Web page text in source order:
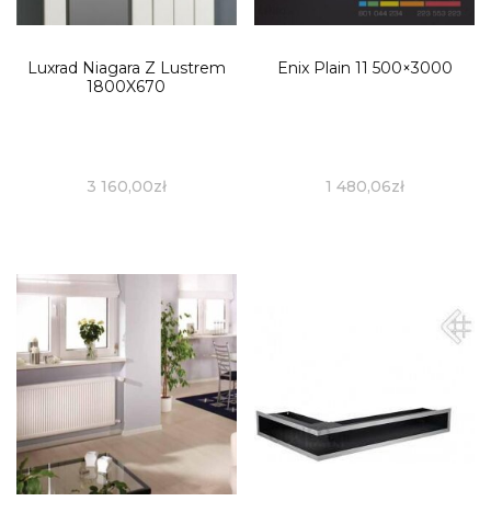
Luxrad Niagara Z Lustrem
1800X670
3 160,00zł
Enix Plain 11 500×3000
1 480,06zł